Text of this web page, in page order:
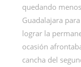
quedando
Guadalajara
lograr la
ocasión
cancha del